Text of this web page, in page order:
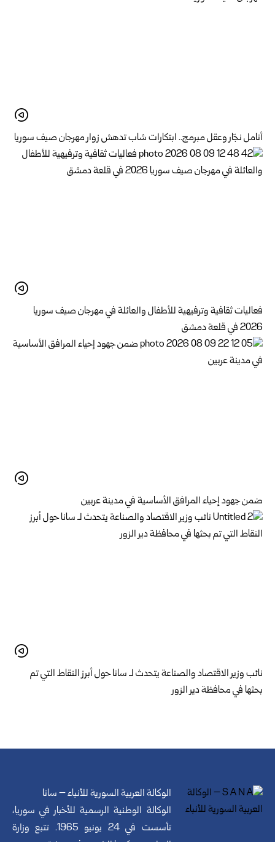
أنامل نجّار وعقل مبرمج.. ابتكارات شاب تدهش زوار مهرجان صيف سوريا
فعاليات ثقافية وترفيهية للأطفال والعائلة في مهرجان صيف سوريا
2026 في قلعة دمشق
ضمن جهود إحياء المرافق الأساسية في مدينة عربين
نائب وزير الاقتصاد والصناعة يتحدث لـ سانا حول أبرز النقاط التي تم
بحثها في محافظة دير الزور
الوكالة العربية السورية للأنباء – سانا
الوكالة الوطنية الرسمية للأخبار في سوريا،
تأسست في 24 يونيو 1965. تتبع وزارة